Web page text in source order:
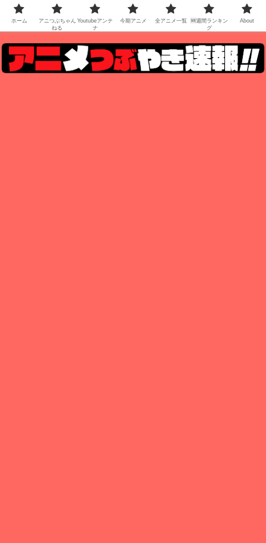
ホーム
アニつぶちゃん
ねる
Youtubeアンテ
ナ
今期アニメ 全アニメ一覧
🆕週間ランキン
グ
About